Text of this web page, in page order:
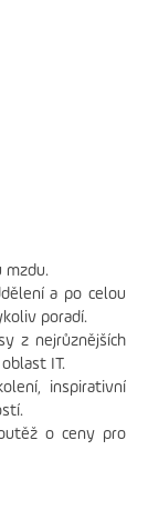
mzdu.
a po celou
poradí.
z nejrůznějších
IT.
inspirativní
o ceny pro